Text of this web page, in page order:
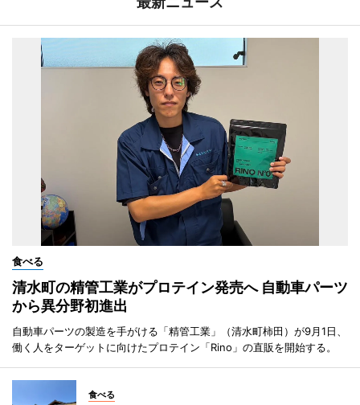
食べる
清水町の精管工業がプロテイン発売へ 自動車パーツ
から異分野初進出
自動車パーツの製造を手がける「精管工業」（清水町柿田）が9月1日、
働く人をターゲットに向けたプロテイン「Rino」の直販を開始する。
食べる